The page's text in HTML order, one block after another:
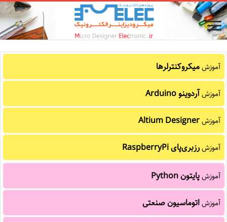
آموزشمیکروکنترلرها
آموزشآردوینو Arduino
آموزشAltium Designer
آموزشرزبری‌پای RaspberryPi
آموزشپایتون Python
آموزشاتوماسیون صنعتی